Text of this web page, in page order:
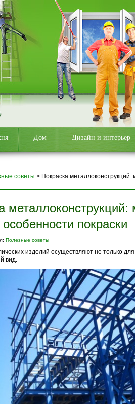
Дом Дизайн и интерьер
советы > Покраска
особенности покраски
Полезные советы
изделий осуществляют не только
вид.